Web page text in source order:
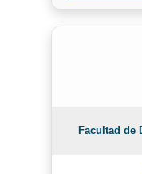
Facultad de